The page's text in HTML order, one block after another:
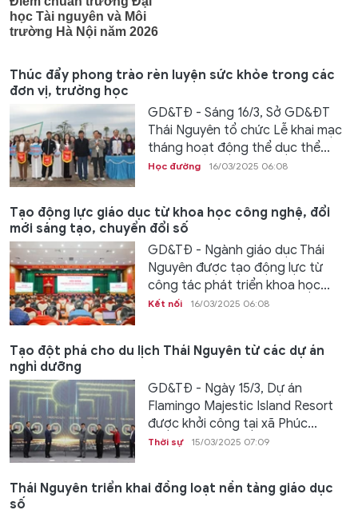
Thúc đẩy phong trào rèn luyện sức khỏe trong các
đơn vị, trường học
GD&TĐ - Sáng 16/3, Sở GD&ĐT
Thái Nguyên tổ chức Lễ khai mạc
tháng hoạt động thể dục thể...
Học đường 16/03/2025 06:08
Tạo động lực giáo dục từ khoa học công nghệ, đổi
mới sáng tạo, chuyển đổi số
GD&TĐ - Ngành giáo dục Thái
Nguyên được tạo động lực từ
công tác phát triển khoa học...
Kết nối 16/03/2025 06:08
Tạo đột phá cho du lịch Thái Nguyên từ các dự án
nghỉ dưỡng
GD&TĐ - Ngày 15/3, Dự án
Flamingo Majestic Island Resort
được khởi công tại xã Phúc...
Thời sự 15/03/2025 07:09
Thái Nguyên triển khai đồng loạt nền tảng giáo dục
số